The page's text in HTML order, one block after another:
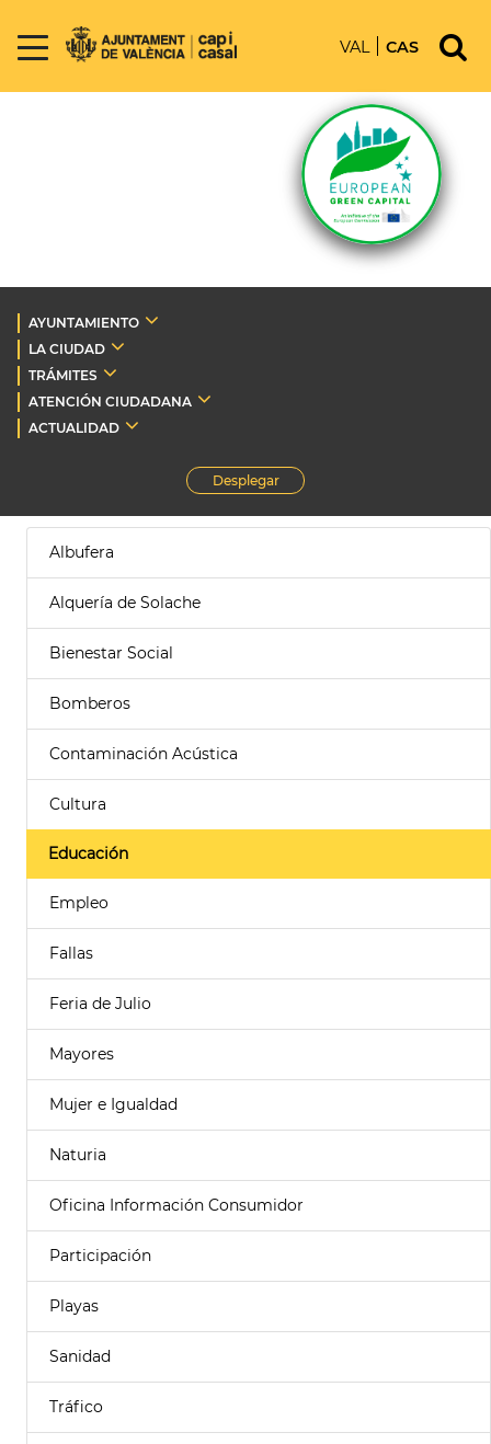
VAL CAS
AYUNTAMIENTO
LA CIUDAD
TRÁMITES
ATENCIÓN CIUDADANA
ACTUALIDAD
Desplegar
Albufera
Alquería de Solache
Bienestar Social
Bomberos
Contaminación Acústica
Cultura
Educación
Empleo
Fallas
Feria de Julio
Mayores
Mujer e Igualdad
Naturia
Oficina Información Consumidor
Participación
Playas
Sanidad
Tráfico